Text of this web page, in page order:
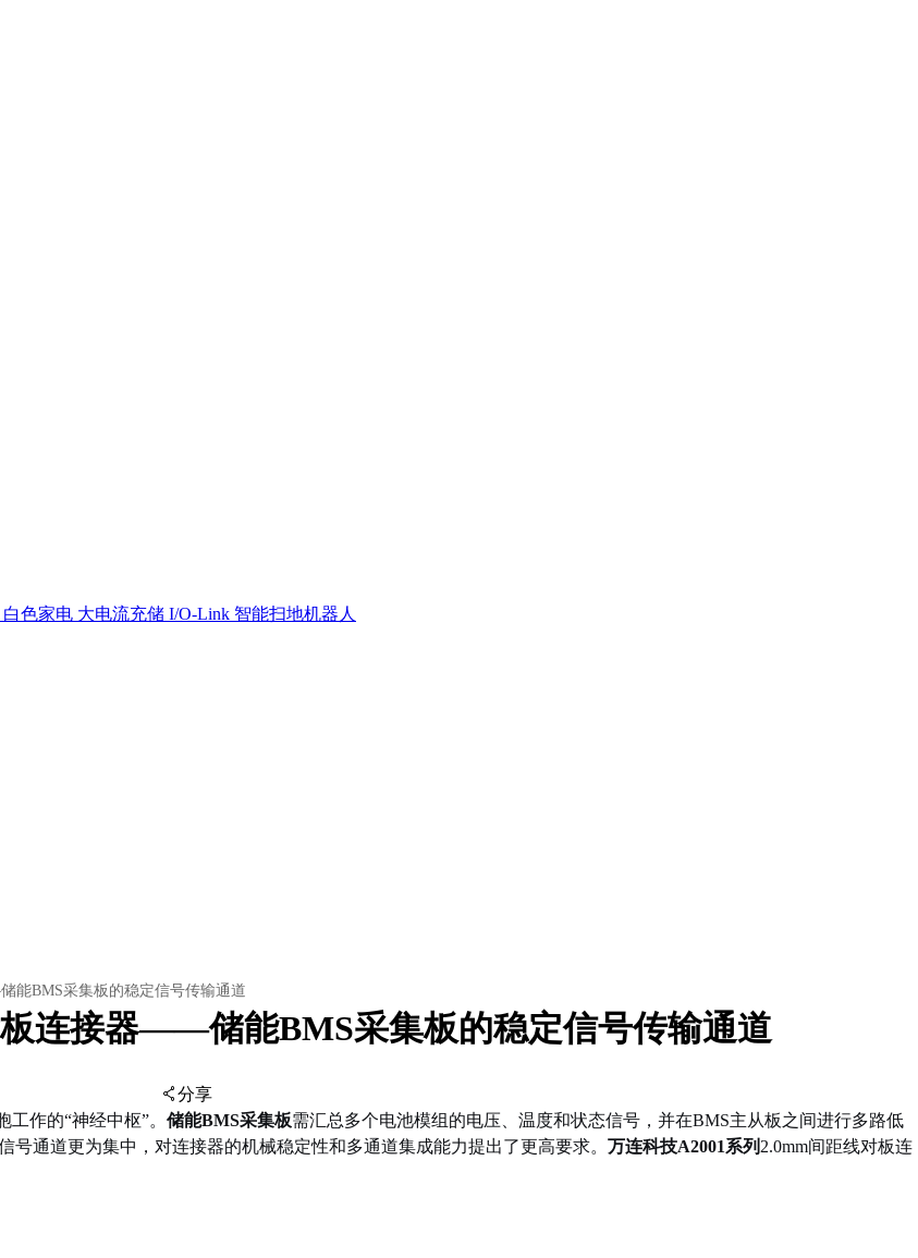
白色家电 大电流充储 I/O-Link 智能扫地机器人
能BMS采集板的稳定信号传输通道
连接器——储能BMS采集板的稳定信号传输通道
分享
作的“神经中枢”。 储能BMS采集板需汇总多个电池模组的电压、温度和状态信号，并在BMS主从板之间进行多路低
号通道更为集中，对连接器的机械稳定性和多通道集成能力提出了更高要求。 万连科技A2001系列 2.0mm间距线对板连